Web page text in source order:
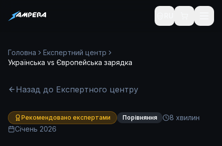
Головна
Експертний центр
Українська vs Європейська зарядка
Назад до Експертного центру
Рекомендовано експертами Порівняння
8 хвилин
Січень 2026